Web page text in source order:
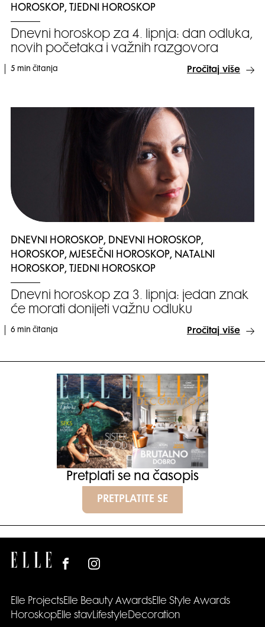
HOROSKOP, TJEDNI HOROSKOP
Dnevni horoskop za 4. lipnja: dan odluka,
novih početaka i važnih razgovora
5 min čitanja Pročitaj više
DNEVNI HOROSKOP, DNEVNI HOROSKOP,
HOROSKOP, MJESEČNI HOROSKOP, NATALNI
HOROSKOP, TJEDNI HOROSKOP
Dnevni horoskop za 3. lipnja: jedan znak
će morati donijeti važnu odluku
6 min čitanja Pročitaj više
Pretplati se na časopis
PRETPLATITE SE
Elle ProjectsElle Beauty AwardsElle Style Awards
HoroskopElle stavLifestyleDecoration